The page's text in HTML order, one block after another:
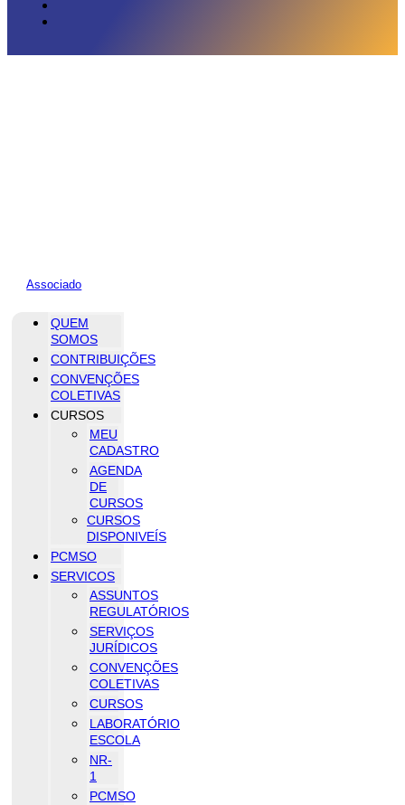
Associado
QUEM
SOMOS
CONTRIBUIÇÕES
CONVENÇÕES
COLETIVAS
CURSOS
MEU
CADASTRO
AGENDA
DE
CURSOS
CURSOS
DISPONIVEÍS
PCMSO
SERVICOS
ASSUNTOS
REGULATÓRIOS
SERVIÇOS
JURÍDICOS
CONVENÇÕES
COLETIVAS
CURSOS
LABORATÓRIO
ESCOLA
NR-
1
PCMSO